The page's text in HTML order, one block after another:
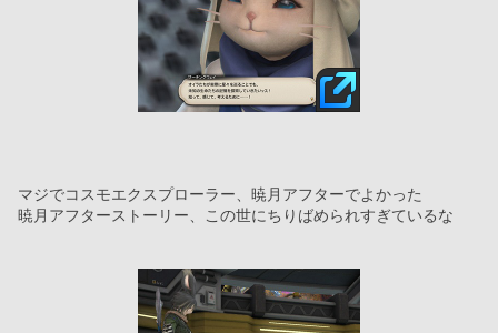
マジでコスモエクスプローラー、暁月アフターでよかった
暁月アフターストーリー、この世にちりばめられすぎているな